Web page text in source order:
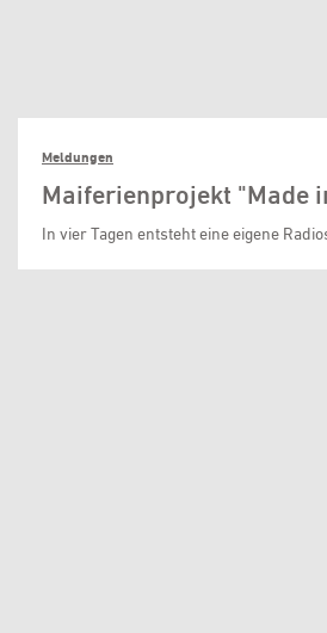
Meldungen
Maiferienprojekt "Made
In vier Tagen entsteht eine eigene